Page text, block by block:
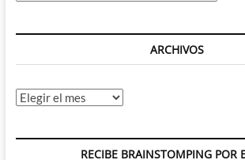
ARCHIVOS
Archivos
RECIBE BRAINSTOMPING POR